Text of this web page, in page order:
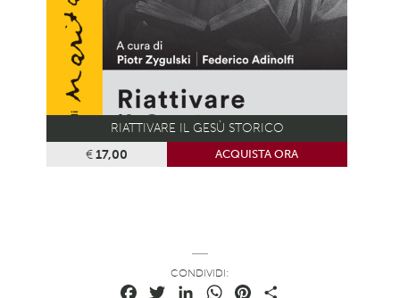
RIATTIVARE IL GESÙ STORICO
€17,00 ACQUISTA ORA
CONDIVIDI:
FacebookTwitterLinkedInWhatsAppPinterest